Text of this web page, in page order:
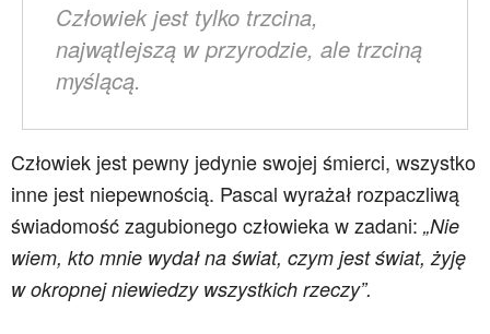
Człowiek jest tylko trzcina,
najwątlejszą w przyrodzie, ale trzciną
myślącą.
Człowiek jest pewny jedynie swojej śmierci, wszystko
inne jest niepewnością. Pascal wyrażał rozpaczliwą
świadomość zagubionego człowieka w zadani: „Nie
wiem, kto mnie wydał na świat, czym jest świat, żyję
w okropnej niewiedzy wszystkich rzeczy”.